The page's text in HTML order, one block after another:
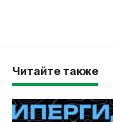
Читайте также